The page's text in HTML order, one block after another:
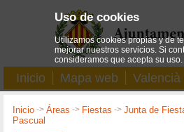
Inicio Mapa web Valencià
Inicio ->Áreas -> Fiestas ->Junta de
Pascual
Uso de cookies
Utilizamos cookies propias y de
mejorar nuestros servicios. Si
consideramos que acepta su uso.